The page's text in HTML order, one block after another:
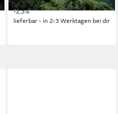
-23%
lieferbar - in 2-3 Werktagen bei dir